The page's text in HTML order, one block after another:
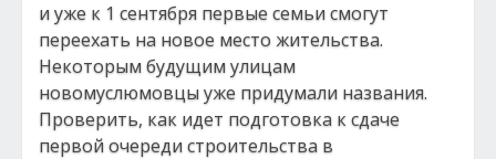
и уже к 1 сентября первые семьи смогут
переехать на новое место жительства.
Некоторым будущим улицам
новомуслюмовцы уже придумали названия.
Проверить, как идет подготовка к сдаче
первой очереди строительства в